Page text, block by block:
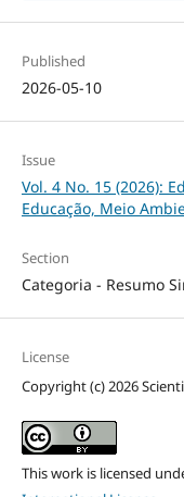
Published
2026-05-10
Issue
Vol. 4 No. 15 (2026):
Educação, Meio
Section
Categoria - Resumo
License
Copyright (c) 2026
This work is licensed